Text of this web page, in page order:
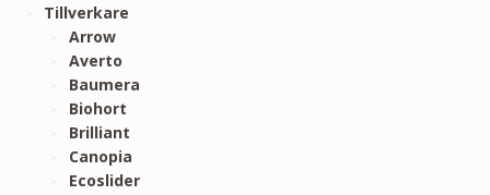
Tillverkare
Arrow
Averto
Baumera
Biohort
Brilliant
Canopia
Ecoslider